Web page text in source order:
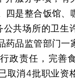
四是整合饭馆、
共场所的卫生
药品监管部门一
政责任，完善
取消4批职业资